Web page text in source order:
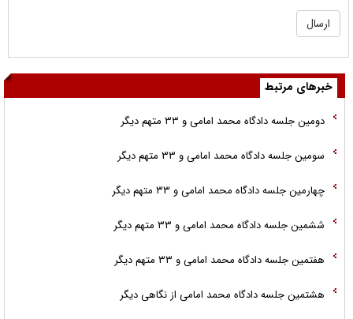
خبرهای مرتبط
دومین جلسه دادگاه محمد امامی و ۳۳ متهم دیگر
سومین جلسه دادگاه محمد امامی و ۳۳ متهم دیگر
چهارمین جلسه دادگاه محمد امامی و ۳۳ متهم دیگر
ششمین جلسه دادگاه محمد امامی و ۳۳ متهم دیگر
هفتمین جلسه دادگاه محمد امامی و ۳۳ متهم دیگر
هشتمین جلسه دادگاه محمد امامی از نگاهی ديگر